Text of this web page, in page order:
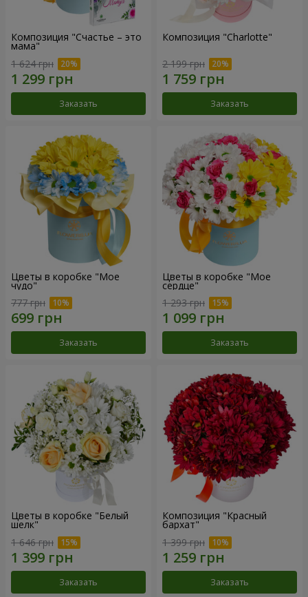
Композиция "Счастье – это
мама"
1 624 грн
Заказать
Композиция "Charlotte"
2 199 грн
Заказать
Цветы в коробке "Мое
чудо"
777 грн
Заказать
Цветы в коробке "Мое
сердце"
1 293 грн
Заказать
Цветы в коробке "Белый
шелк"
1 646 грн
Заказать
Композиция "Красный
бархат"
1 399 грн
Заказать